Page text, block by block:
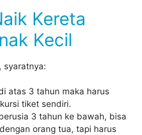
Kereta
Kecil
syaratnya:
atas 3 tahun maka harus
tiket sendiri.
3 tahun ke bawah, bisa
orang tua, tapi harus